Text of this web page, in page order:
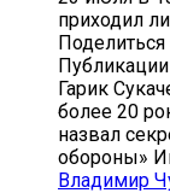
приходил
Гарик
более 20
назвал
обороны»
Владимир